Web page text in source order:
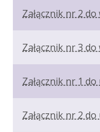
Załącznik nr 2
Załącznik nr 3
Załącznik nr 1
Załącznik nr 2